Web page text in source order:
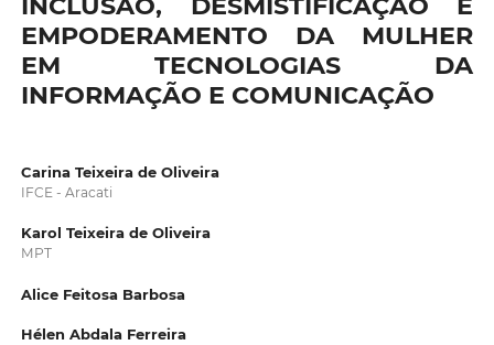
EMPODERAMENTO DA MULHER
EM TECNOLOGIAS DA
INFORMAÇÃO E COMUNICAÇÃO
Carina Teixeira de Oliveira
IFCE - Aracati
Karol Teixeira de Oliveira
MPT
Alice Feitosa Barbosa
Hélen Abdala Ferreira